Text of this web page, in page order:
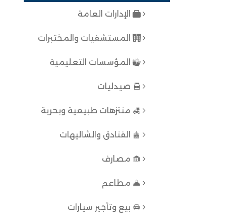
الإدارات العامة
المستشفيات والمختبرات
المؤسسات التعليمية
صيدليات
منتزهات طبيعية وبحرية
الفنادق والشاليهات
مصارف
مطاعم
بيع وتأجير سيارات